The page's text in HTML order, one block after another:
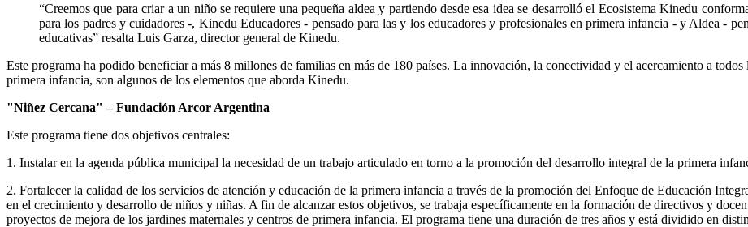
“Creemos que para criar a un niño se requiere una pequeña aldea y partiendo desde esa idea se desarrolló el Ecosistema Kinedu
para los padres y cuidadores -, Kinedu Educadores - pensado para las y los educadores y profesionales en primera infancia - y Aldea -
educativas” resalta Luis Garza, director general de Kinedu.
Este programa ha podido beneficiar a más 8 millones de familias en más de 180 países. La innovación, la conectividad y el acercamiento a
primera infancia, son algunos de los elementos que aborda Kinedu.
"Niñez Cercana" – Fundación Arcor Argentina
Este programa tiene dos objetivos centrales:
1. Instalar en la agenda pública municipal la necesidad de un trabajo articulado en torno a la promoción del desarrollo integral de la primera
2. Fortalecer la calidad de los servicios de atención y educación de la primera infancia a través de la promoción del Enfoque de Educación
en el crecimiento y desarrollo de niños y niñas. A fin de alcanzar estos objetivos, se trabaja específicamente en la formación de directivos y
proyectos de mejora de los jardines maternales y centros de primera infancia. El programa tiene una duración de tres años y está dividido en